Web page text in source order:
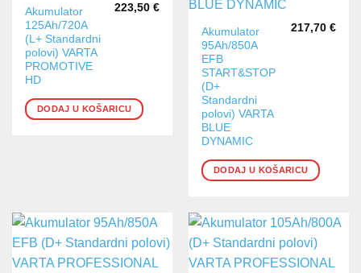
Akumulator
125Ah/720A
(L+ Standardni
polovi) VARTA
PROMOTIVE
HD
223,50 €
DODAJ U KOŠARICU
Akumulator
95Ah/850A
EFB
START&STOP
(D+
Standardni
polovi) VARTA
BLUE
DYNAMIC
217,70 €
DODAJ U KOŠARICU